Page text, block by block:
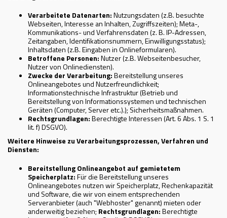
Verarbeitete Datenarten:Nutzungsdaten (z.B. besuchte
Webseiten, Interesse an Inhalten, Zugriffszeiten); Meta-,
Kommunikations- und Verfahrensdaten (z. B. IP-Adressen,
Zeitangaben, Identifikationsnummern, Einwilligungsstatus);
Inhaltsdaten (z.B. Eingaben in Onlineformularen).
Betroffene Personen:Nutzer (z.B. Webseitenbesucher,
Nutzer von Onlinediensten).
Zwecke der Verarbeitung:Bereitstellung unseres
Onlineangebotes und Nutzerfreundlichkeit;
Informationstechnische Infrastruktur (Betrieb und
Bereitstellung von Informationssystemen und technischen
Geräten (Computer, Server etc.).); Sicherheitsmaßnahmen.
Rechtsgrundlagen:Berechtigte Interessen (Art. 6 Abs. 1 S. 1
lit. f) DSGVO).
Weitere Hinweise zu Verarbeitungsprozessen, Verfahren und
Diensten:
Bereitstellung Onlineangebot auf gemietetem
Speicherplatz:Für die Bereitstellung unseres
Onlineangebotes nutzen wir Speicherplatz, Rechenkapazität
und Software, die wir von einem entsprechenden
Serveranbieter (auch "Webhoster" genannt) mieten oder
anderweitig beziehen; Rechtsgrundlagen:Berechtigte